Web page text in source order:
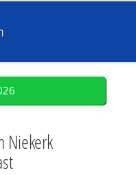
Niekerk